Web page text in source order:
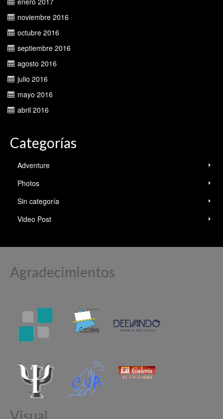
noviembre 2016
octubre 2016
septiembre 2016
agosto 2016
julio 2016
mayo 2016
abril 2016
Categorías
Adventure
Photos
Sin categoría
Video Post
Agradecimientos
Visual